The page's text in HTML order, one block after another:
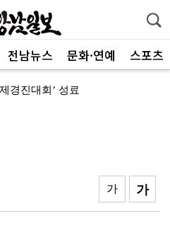
전남뉴스 문화·연예 스포츠
경진대회’ 성료
‘섬 반값 여행’ 가
가